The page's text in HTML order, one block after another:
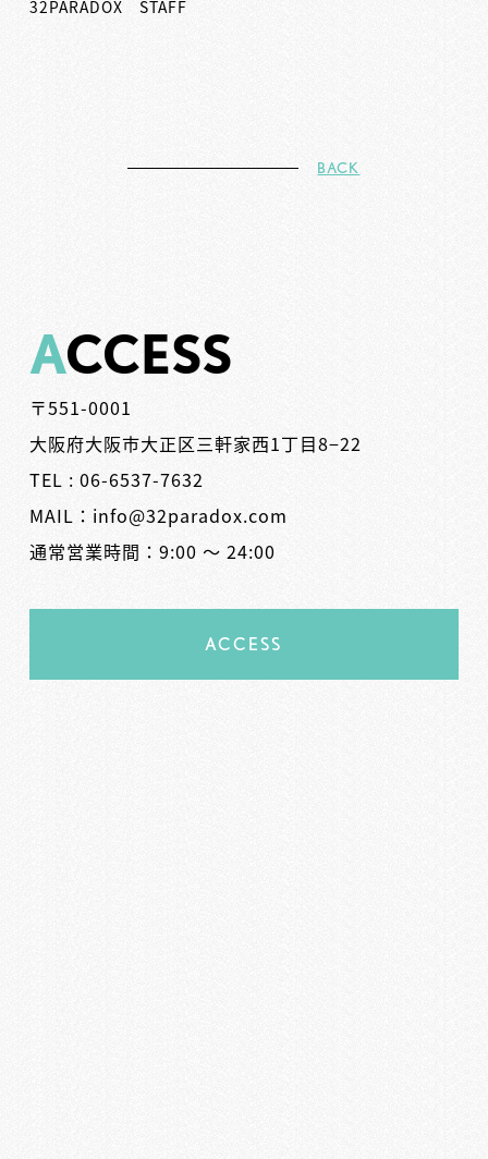
32PARADOX STAFF
BACK
ACCESS
〒551-0001
大阪府大阪市大正区三軒家西1丁目8−22
TEL : 06-6537-7632
MAIL：info@32paradox.com
通常営業時間：9:00 ～ 24:00
ACCESS